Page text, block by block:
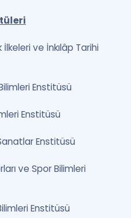
ve İnkılâp Tarihi
Enstitüsü
Enstitüsü
Enstitüsü
ve Spor Bilimleri
Enstitüsü